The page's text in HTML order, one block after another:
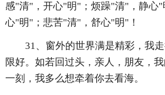
感"清"，开心"明"；烦躁"清"，静心
心"明"；悲苦"清"，舒心"明"！
31、窗外的世界满是精彩，我
限好。如若回过头，亲人，朋友，
一刻，我多么想牵着你去看海。